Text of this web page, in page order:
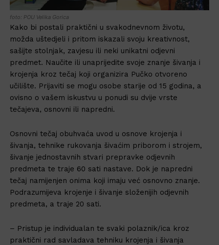
foto: POU Velika Gorica
Kako bi postali praktični u svakodnevnom životu,
možda uštedjeli i pritom iskazali svoju kreativnost,
sašijte stolnjak, zavjesu ili neki unikatni odjevni
predmet. Naučite ili unaprijedite svoje znanje šivanja i
krojenja kroz tečaj koji organizira Pučko otvoreno
učilište. Prijaviti se mogu osobe starije od 15 godina, a
ovisno o vašem iskustvu u ponudi su dvije vrste
tečajeva, osnovni ili napredni.
Osnovni tečaj obuhvaća uvod u osnove krojenja i
šivanja, tehnike rukovanja šivaćim priborom i strojem,
šivanje jednostavnih stvari prepravke odjevnih
predmeta te traje 60 sati nastave. Dok je napredni
tečaj namijenjen onima koji imaju već osnovno znanje.
Podrazumijeva krojenje i šivanje složenijih odjevnih
predmeta, a traje 20 sati.
– Pristup je individualan te svaki polaznik/ica kroz
praktični rad savladava tehniku krojenja i šivanja